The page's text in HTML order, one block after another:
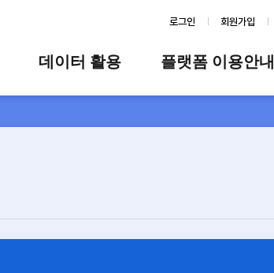
로그인 회원가입
데이터 활용 플랫폼 이용안내
Q&A